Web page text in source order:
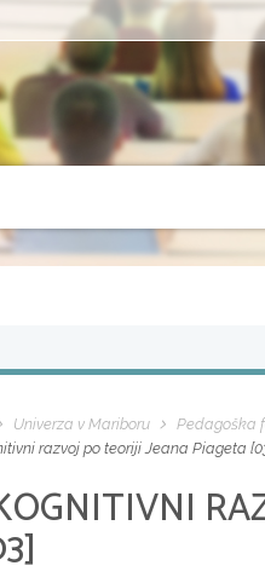
Univerza v Mariboru Pedagoška
razvoj po teoriji Jeana Piageta